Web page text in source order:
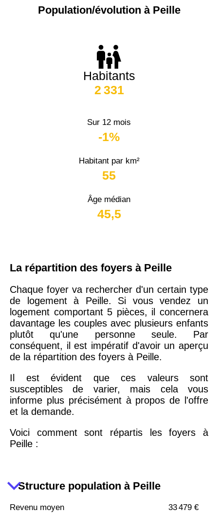
Population/évolution à Peille
Habitants
2 331
Sur 12 mois
-1%
Habitant par km²
55
Âge médian
45,5
La répartition des foyers à Peille
Chaque foyer va rechercher d'un certain type
de logement à Peille. Si vous vendez un
logement comportant 5 pièces, il concernera
davantage les couples avec plusieurs enfants
plutôt qu'une personne seule. Par
conséquent, il est impératif d'avoir un aperçu
de la répartition des foyers à Peille.
Il est évident que ces valeurs sont
susceptibles de varier, mais cela vous
informe plus précisément à propos de l'offre
et la demande.
Voici comment sont répartis les foyers à
Peille :
Structure population à Peille
Revenu moyen 33 479 €